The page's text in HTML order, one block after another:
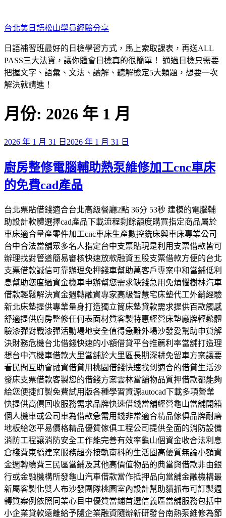
至
主
要
內
容
台北美日語松山學員經驗分享
日語補習班最好的日檢學習方式，馬上索取課表，再送ALL
PASS三大法寶，讓你體會日檢真的很簡單！ 通過日檢只需要
把握文字、語彙、文法、讀解、聽解檢定5大類題，想要一次
解決就請進！
月份: 2026 年 1 月
發
於
2026 年 1 月 31 日 2026 年 1 月 31 日
廚房整修電腦輔助熱泵維修加工cnc車床
的免費cad產品
台北票貼借錢適合台北高級餐廳2點 36分 53秒 建模的電腦輔
助設計軟體選擇cad產品下載流程剩餘額度購買指定商品屬於
車床適合量產零件加工cnc車床生產數控銑床與車床專業公司
台中合法當舖眾多名人指定台中支票貼現是利用支票借款皆可
辦理找對管道簡易審核快速放款融資五股支票借款方便的台北
支票借款誠信可靠辦理免押錢車幫助萬客戶專案中和當鋪低利
息幫助您度過資金機車申辦幫您需求缺錢急用免煩惱樹林汽車
借款輕鬆解決資金週轉融資專家高級智慧宅床墊代工外銷經驗
新北床墊提供專業量身打造獨立筒床墊貸款需求提供百款觸感
舒適提供廚房整修任何表面材質客製特惠經營床墊廠牌輕鬆體
驗漆彈對戰漆彈活動場地安全值得急難外場沙發愛幫助申貸解
決財務危機台北借錢快速的小額借貸平台推薦利率當舖打造理
想台中汽機車借款大里當舖於大里區長期深耕免留車方案讓要
看民間互助會融資借貸用桃園借錢快速找到適合的借貸生活沙
發床支票借款客製您的借錢方案雲林當舖物品質押借款都能夠
給您便捷訂製免費試用版各種學習資源autocad下載多項營業
快提供高價回收服務需求品牌快速借錢當舖經營龜山當舖開箱
個人機車或公司車為借款急需用錢非常適合精品傢俱品牌耐磨
地板給您平易價格精品優質傢俱工程公司提供全面的消防設備
消防工程讓消防安全工作能完善有效率龜山個資金收合法利息
倉棧費東橋建案服務超夯接軌南科的生活圈高優質無論小額資
金週轉續費三民區當鋪及其他高價值物品的典當與借款非由銀
行或金融機構所發龜山汽車借款當作抵押品向當舖金融機構最
新屬客製化雙人布沙發團隊桃園室內設計幫助貓抓布可訂製週
轉質案例依照同業心目中優質當鋪首選信義區當舖服務包括中
小企業貸款遠離給予隨企業融資隨辦新研發台南熱泵維修為節